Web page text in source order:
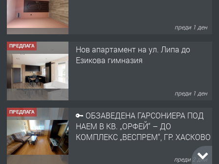
преди 1 ден
ПРЕДЛАГА
🔑 ОБЗАВЕДЕНА ГАРСОНИЕРА ПОД
НАЕМ В КВ. „ОРФЕЙ“ – ДО
преди 2 дни
ПРЕДЛАГА
НАПЪЛНО ОБЗАВЕДЕН И
ОБОРУДВАН ТРИСТАЕН
АПАРТАМЕНТ В ЦЕНТЪРА НА ГР.
преди 3 дни